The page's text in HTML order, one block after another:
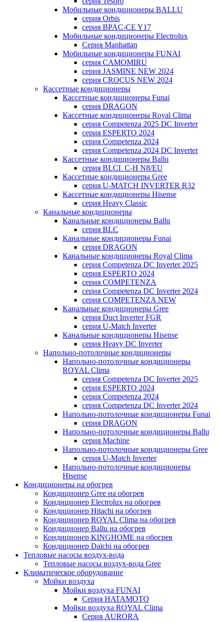
Мобильные кондиционеры BALLU
серия Orbis
серия BPAC-CE Y17
Мобильные кондиционеры Electrolux
Cерия Manhattan
Мобильные кондиционеры FUNAI
серия CAMOMIRU
серия JASMINE NEW 2024
серия CROCUS NEW 2024
Кассетные кондиционеры
Кассетные кондиционеры Funai
серия DRAGON
Кассетные кондиционеры Royal Clima
серия Competenza 2025 DC Inverter
серия ESPERTO 2024
серия Competenza 2024
серия Competenza 2024 DC Inverter
Кассетные кондиционеры Ballu
серия BLCI_C-H N8/EU
Кассетные кондиционеры Gree
серия U-MATCH INVERTER R32
Кассетные кондиционеры Hisense
серия Heavy Classic
Канальные кондиционеры
Канальные кондиционеры Ballu
серия BLC
Канальные кондиционеры Funai
серия DRAGON
Канальные кондиционеры Royal Clima
серия Competenza DC Inverter 2025
серия ESPERTO 2024
серия COMPETENZA
серия Competenza DC Inverter 2024
серия COMPETENZA NEW
Канальные кондиционеры Gree
серия Duct Inverter FGR
серия U-Match Inverter
Канальные кондиционеры Hisense
серия Heavy DC Inverter
Напольно-потолочные кондиционеры
Напольно-потолочные кондиционеры
ROYAL Clima
серия Competenza DC Inverter 2025
серия ESPERTO 2024
серия Competenza 2024
серия Competenza DC Inverter 2024
Напольно-потолочные кондиционеры Funai
серия DRAGON
Напольно-потолочные кондиционеры Ballu
серия Machine
Напольно-потолочные кондиционеры Gree
серия U-Match Inverter
Напольно-потолочные кондиционеры
Hisense
Кондиционеры на обогрев
Кондиционер Gree на обогрев
Кондиционер Electrolux на обогрев
Кондиционер Hitachi на обогрев
Кондиционер ROYAL Clima на обогрев
Кондиционер Ballu на обогрев
Кондиционер KINGHOME на обогрев
Кондиционер Daichi на обогрев
Тепловые насосы воздух-вода
Тепловые насосы воздух-вода Gree
Климатическое оборудование
Мойки воздуха
Мойки воздуха FUNAI
Серия HATAMOTO
Мойки воздуха ROYAL Clima
Серия AURORA